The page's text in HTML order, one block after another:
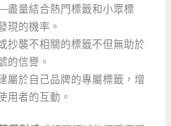
量結合熱門標籤和小眾標
現的機率。
襲不相關的標籤不但無助於
的信譽。
於自己品牌的專屬標籤，增
用者的互動。